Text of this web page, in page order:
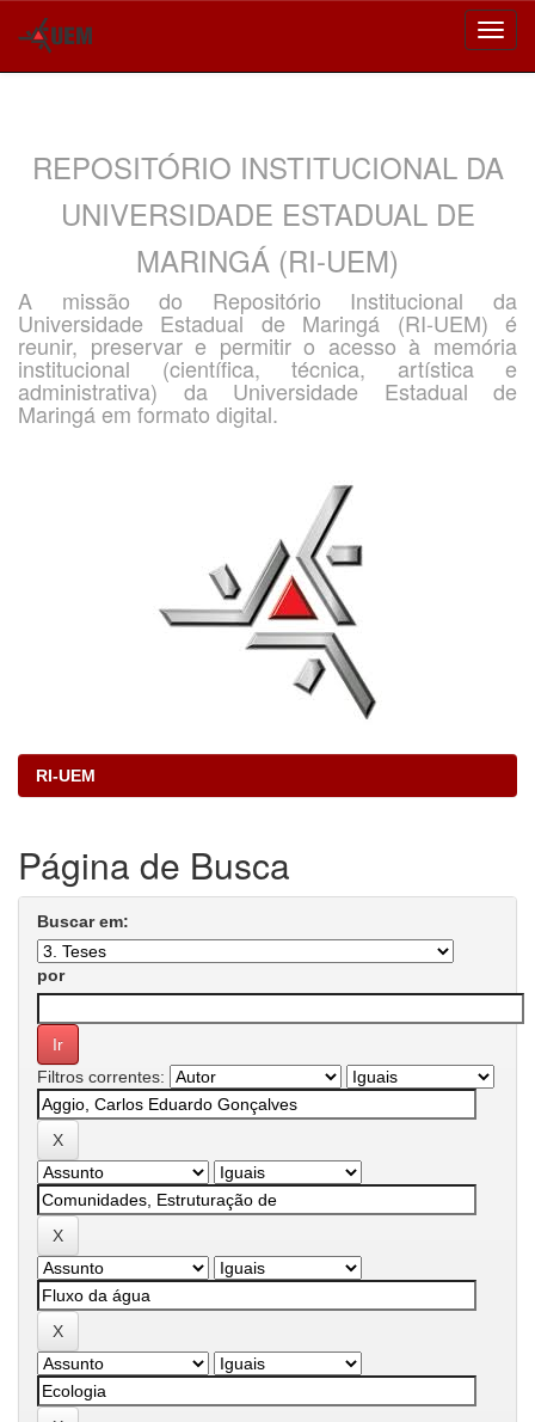
REPOSITÓRIO INSTITUCIONAL DA
UNIVERSIDADE ESTADUAL DE
MARINGÁ (RI-UEM)
A missão do Repositório Institucional da
Universidade Estadual de Maringá (RI-UEM) é
reunir, preservar e permitir o acesso à memória
institucional (científica, técnica, artística e
administrativa) da Universidade Estadual de
Maringá em formato digital.
RI-UEM
Página de Busca
Buscar em:
por
Filtros correntes: